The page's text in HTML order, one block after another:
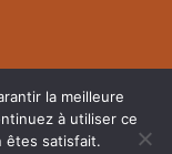
la meilleure
à utiliser ce
êtes satisfait.